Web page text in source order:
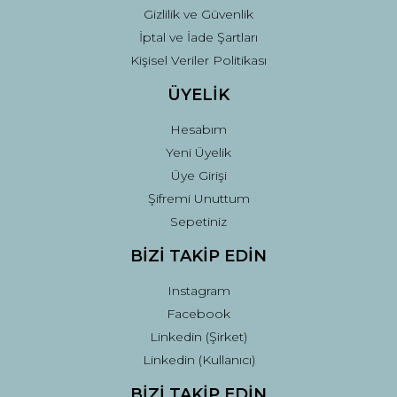
Gizlilik ve Güvenlik
İptal ve İade Şartları
Kişisel Veriler Politikası
ÜYELİK
Hesabım
Yeni Üyelik
Üye Girişi
Şifremi Unuttum
Sepetiniz
BİZİ TAKİP EDİN
Instagram
Facebook
Linkedin (Şirket)
Linkedin (Kullanıcı)